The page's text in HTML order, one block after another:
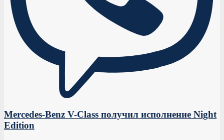
Mercedes-Benz V-Class получил исполнение Night
Edition